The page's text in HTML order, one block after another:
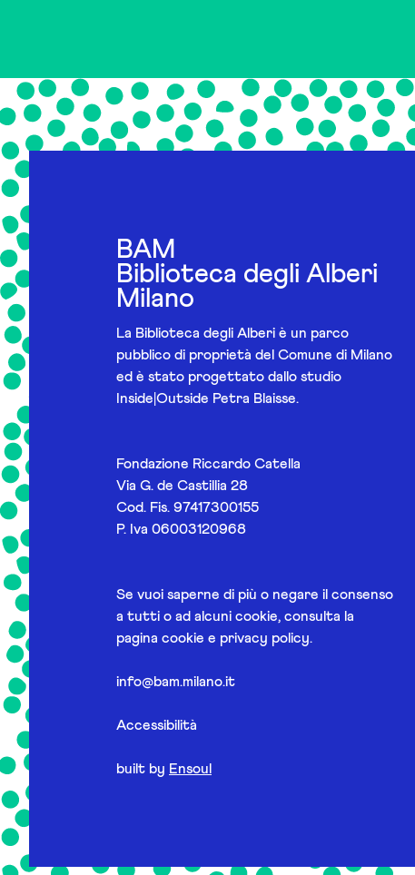
BAM
Biblioteca degli Alberi
Milano
La Biblioteca degli Alberi è un parco
pubblico di proprietà del Comune di Milano
ed è stato progettato dallo studio
Inside|Outside Petra Blaisse.
Fondazione Riccardo Catella
Via G. de Castillia 28
Cod. Fis. 97417300155
P. Iva 06003120968
Se vuoi saperne di più o negare il consenso
a tutti o ad alcuni cookie, consulta la
pagina cookie e privacy policy.
info@bam.milano.it
Accessibilità
built by Ensoul